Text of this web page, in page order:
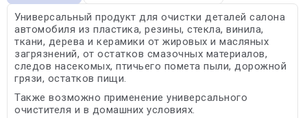
Универсальный продукт для очистки деталей салона
автомобиля из пластика, резины, стекла, винила,
ткани, дерева и керамики от жировых и масляных
загрязнений, от остатков смазочных материалов,
следов насекомых, птичьего помета пыли, дорожной
грязи, остатков пищи.
Также возможно применение универсального
очистителя и в домашних условиях.